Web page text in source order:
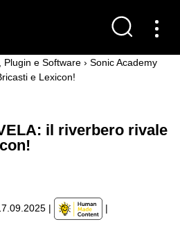
Plugin e Software › Sonic Academy
e Lexicon!
il riverbero rivale
| |